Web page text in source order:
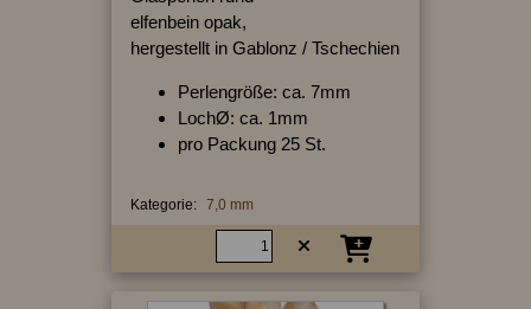
elfenbein opak,
hergestellt in Gablonz / Tschechien
Perlengröße: ca. 7mm
LochØ: ca. 1mm
pro Packung 25 St.
Kategorie: 7,0 mm